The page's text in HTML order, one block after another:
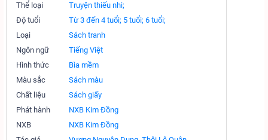
Thể loại
Truyện thiếu nhi;
Độ tuổi
Từ 3 đến 4 tuổi; 5 tuổi; 6 tuổi;
Loại
Sách tranh
Ngôn ngữ
Tiếng Việt
Hình thức
Bìa mềm
Màu sắc
Sách màu
Chất liệu
Sách giấy
Phát hành
NXB Kim Đồng
NXB
NXB Kim Đồng